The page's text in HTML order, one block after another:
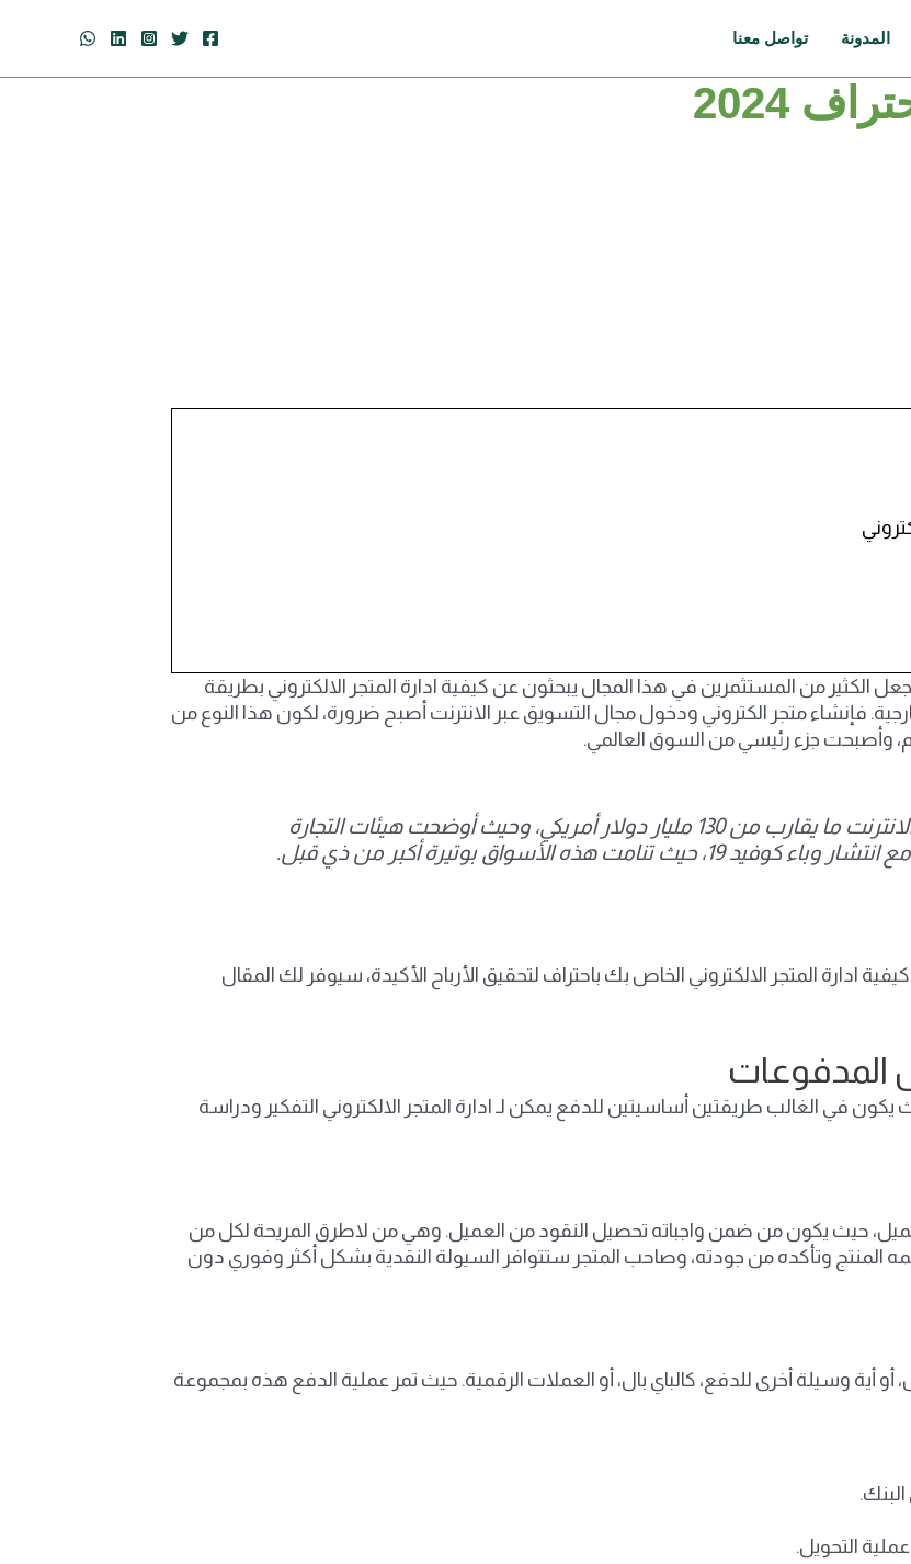
المدونة تواصل معنا
2024
الكثير من المستثمرين في هذا المجال يبحثون عن كيفية ادارة المتجر الالكتروني بطريقة
فإنشاء متجر الكتروني ودخول مجال التسويق عبر الانترنت أصبح ضرورة، لكون هذا النوع من
وأصبحت جزء رئيسي من السوق العالمي.
حيث في سنة 2018 وحدها وصلت مجمل المبيعات عبر الانترنت ما يقارب من 130 مليار دولار أمريكي، وحيث أوضحت هيئات التجارة
الأسواق بوتيرة أكبر من ذي قبل.
ادارة المتجر الالكتروني الخاص بك باحتراف لتحقيق الأرباح الأكيدة، سيوفر لك المقال
المدفوعات
يكون في الغالب طريقتين أساسيتين للدفع يمكن لـ ادارة المتجر الالكتروني التفكير ودراسة
حيث يكون من ضمن واجباته تحصيل النقود من العميل. وهي من لاطرق المريحة لكل من
المنتج وتأكده من جودته، وصاحب المتجر ستتوافر السيولة النقدية بشكل أكثر وفوري دون
أو أية وسيلة أخرى للدفع، كالباي بال، أو العملات الرقمية. حيث تمر عملية الدفع هذه بمجموعة
التحويل.